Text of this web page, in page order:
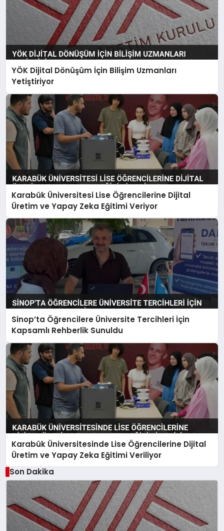
YÖK Dijital Dönüşüm İçin Bilişim Uzmanları
Yetiştiriyor
Karabük Üniversitesi Lise Öğrencilerine Dijital
Üretim ve Yapay Zeka Eğitimi Veriyor
Sinop’ta Öğrencilere Üniversite Tercihleri İçin
Kapsamlı Rehberlik Sunuldu
Karabük Üniversitesinde Lise Öğrencilerine Dijital
Üretim ve Yapay Zeka Eğitimi Veriliyor
Son Dakika